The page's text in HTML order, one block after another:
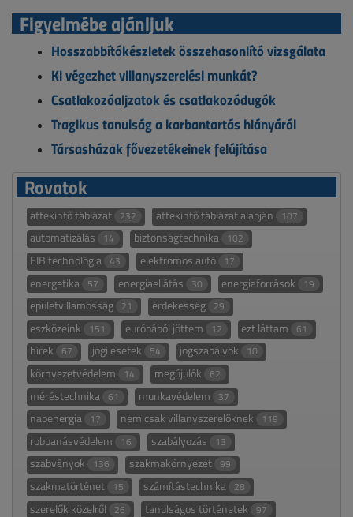
Figyelmébe ajánljuk
Hosszabbítókészletek összehasonlító vizsgálata
Ki végezhet villanyszerelési munkát?
Csatlakozóaljzatok és csatlakozódugók
Tragikus tanulság a karbantartás hiányáról
Társasházak fővezetékeinek felújítása
Rovatok
áttekintő táblázat 232 áttekintő táblázat alapján 107
automatizálás 14 biztonságtechnika 102
EIB technológia 43 elektromos autó 17
energetika 57 energiaellátás 30 energiaforrások 19
épületvillamosság 21 érdekesség 29
eszközeink 151 európából jöttem 12 ezt láttam 61
hírek 67 jogi esetek 54 jogszabályok 10
környezetvédelem 14 megújulók 62
méréstechnika 61 munkavédelem 37
napenergia 17 nem csak villanyszerelőknek 119
robbanásvédelem 16 szabályozás 13
szabványok 136 szakmakörnyezet 99
szakmatörténet 15 számítástechnika 28
szerelők közelről 26 tanulságos történetek 97